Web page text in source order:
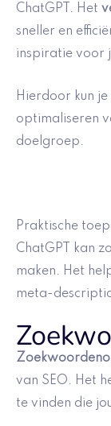
ChatGPT. Het
sneller en
inspiratie voor
Hierdoor kun
optimaliseren
doelgroep.
Praktische
ChatGPT kan
maken. Het
meta-
van SEO. Het
te vinden die